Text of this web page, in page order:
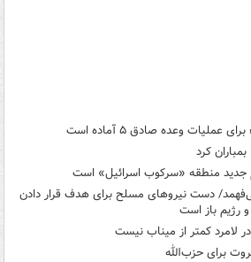
عملیات‌ وعده صادق ۵ آماده است
کرد
منطقه «سرکوب اسرائیل» است
دست نیروهای مسلح برای هدف قرار دادن
و رژیم باز است
لامرد کمتر از میناب نیست
برای حزب‌الله